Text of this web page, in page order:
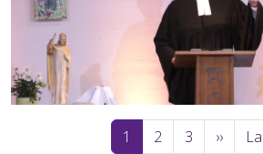
Seitennummerierung
1 2 3 ››